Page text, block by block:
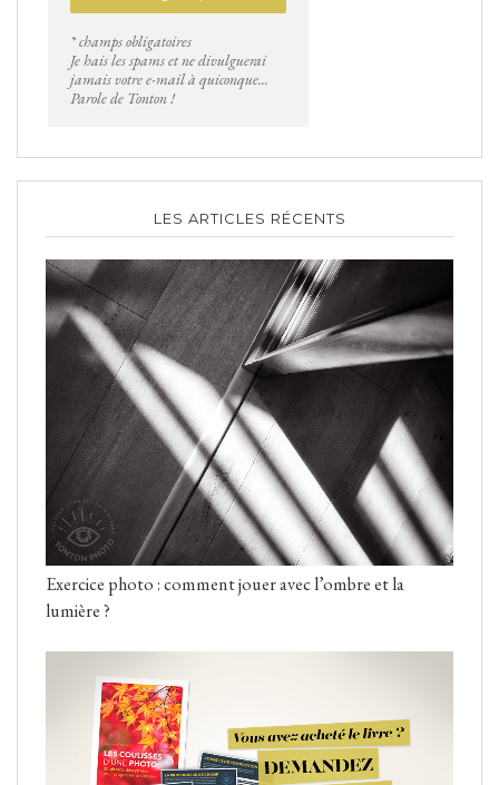
* champs obligatoires
Je hais les spams et ne divulguerai
jamais votre e-mail à quiconque...
Parole de Tonton !
LES ARTICLES RÉCENTS
Exercice photo : comment jouer avec l’ombre et la
lumière ?